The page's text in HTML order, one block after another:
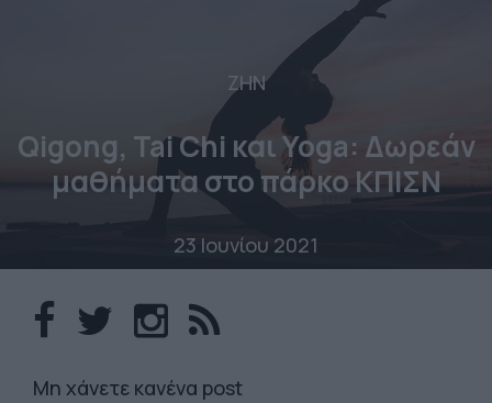
ΖΗΝ
Qigong, Tai Chi και Yoga: Δωρεάν
μαθήματα στο πάρκο ΚΠΙΣΝ
23 Ιουνίου 2021
Mη χάνετε κανένα post